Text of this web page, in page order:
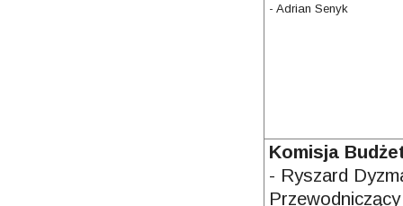
- Adrian Senyk
Komisja
- Ryszard
Przewodniczący